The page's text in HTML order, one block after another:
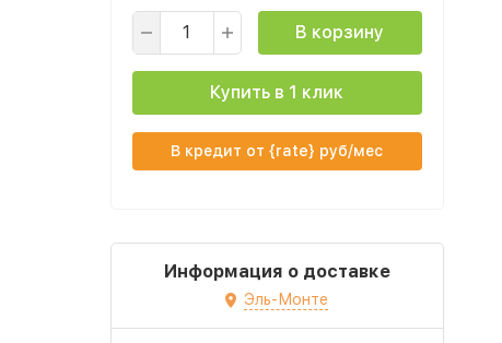
В корзину
Купить в 1 клик
В кредит от {rate} руб/мес
Информация о доставке
Эль-Монте